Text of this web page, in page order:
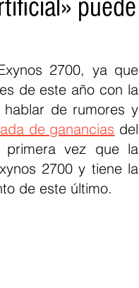
puede
2700, ya que
de este año con la
de rumores y
de ganancias del
vez que la
2700 y tiene la
de este último.